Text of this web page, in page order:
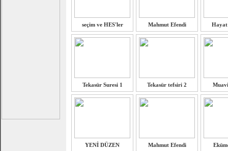
seçim ve HES'ler Mahmut Efendi
Tekasür Suresi 1 Tekasür tefsiri 2
YENİ DÜZEN Mahmut Efendi